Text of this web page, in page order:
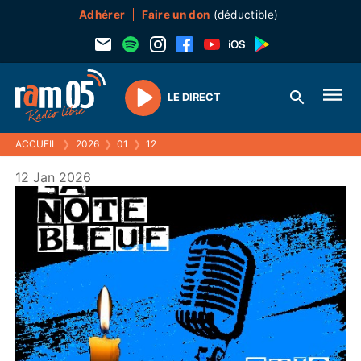
Adhérer Faire un don (déductible)
Play
LE DIRECT
ACCUEIL ❯ 2026 ❯ 01 ❯ 12
12 Jan 2026